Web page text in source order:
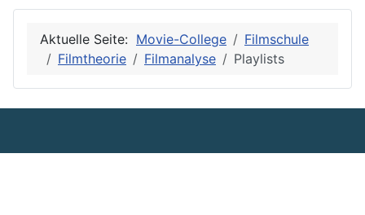
Objekte sauber vom Hintergrund isoliert werden sollen.
Welche...